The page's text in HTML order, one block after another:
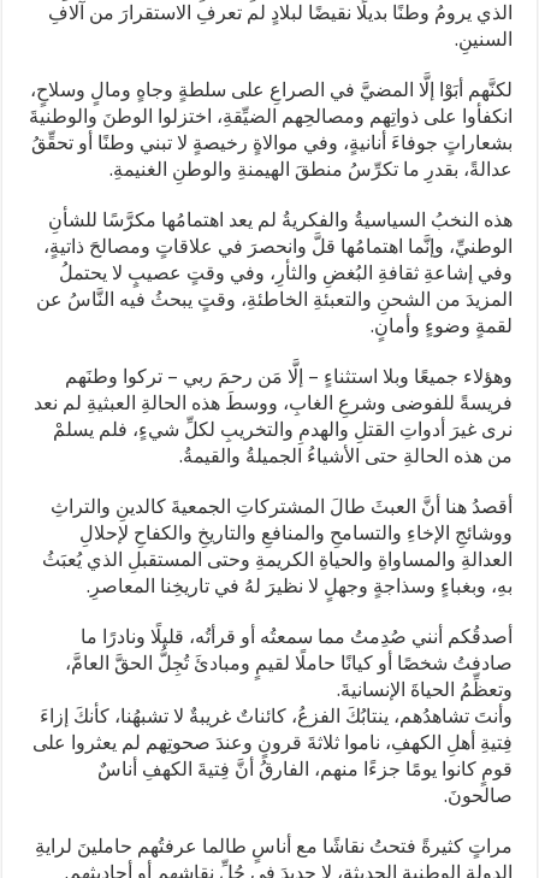
الذي يرومُ وطنًا بديلًا نقيضًا لبلادٍ لم تعرفِ الاستقرارَ من آلافِ
السنينِ.
لكنَّهم أبَوْا إلَّا المضيَّ في الصراعِ على سلطةٍ وجاهٍ ومالٍ وسلاحٍ،
انكفأوا على ذواتِهم ومصالحِهم الضيِّقةِ، اختزلوا الوطنَ والوطنيةَ
بشعاراتٍ جوفاءَ أنانيةٍ، وفي موالاةٍ رخيصةٍ لا تبني وطنًا أو تحقِّقُ
عدالةً، بقدرِ ما تكرِّسُ منطقَ الهيمنةِ والوطنِ الغنيمةِ.
هذه النخبُ السياسيةُ والفكريةُ لم يعد اهتمامُها مكرَّسًا للشأنِ
الوطنيِّ، وإنَّما اهتمامُها قلَّ وانحصرَ في علاقاتٍ ومصالحَ ذاتيةٍ،
وفي إشاعةِ ثقافةِ البُغضِ والثأرِ، وفي وقتٍ عصيبٍ لا يحتملُ
المزيدَ من الشحنِ والتعبئةِ الخاطئةِ، وقتٍ يبحثُ فيه النَّاسُ عن
لقمةٍ وضوءٍ وأمانٍ.
وهؤلاء جميعًا وبلا استثناءٍ – إلَّا مَن رحمَ ربي – تركوا وطنَهم
فريسةً للفوضى وشرعِ الغابِ، ووسطَ هذه الحالةِ العبثيةِ لم نعد
نرى غيرَ أدواتِ القتلِ والهدمِ والتخريبِ لكلِّ شيءٍ، فلم يسلمْ
من هذه الحالةِ حتى الأشياءُ الجميلةُ والقيمةُ.
أقصدُ هنا أنَّ العبثَ طالَ المشتركاتِ الجمعيةَ كالدينِ والتراثِ
ووشائجِ الإخاءِ والتسامحِ والمنافعِ والتاريخِ والكفاحِ لإحلالِ
العدالةِ والمساواةِ والحياةِ الكريمةِ وحتى المستقبلِ الذي يُعبَثُ
بهِ، وبغباءٍ وسذاجةٍ وجهلٍ لا نظيرَ لهُ في تاريخِنا المعاصرِ.
أصدقُكم أنني صُدِمتُ مما سمعتُه أو قرأتُه، قليلًا ونادرًا ما
صادفتُ شخصًا أو كيانًا حاملًا لقيمٍ ومبادئَ تُجِلُّ الحقَّ العامَّ،
وتعظِّمُ الحياةَ الإنسانيةَ.
وأنتَ تشاهدُهم، ينتابُكَ الفزعُ، كائناتٌ غريبةٌ لا تشبهُنا، كأنكَ إزاءَ
فِتيةِ أهلِ الكهفِ، ناموا ثلاثةَ قرونٍ وعندَ صحوتِهم لم يعثروا على
قومٍ كانوا يومًا جزءًا منهم، الفارقُ أنَّ فِتيةَ الكهفِ أناسٌ
صالحونَ.
مراتٍ كثيرةً فتحتُ نقاشًا مع أناسٍ طالما عرفتُهم حاملينَ لرايةِ
الدولةِ الوطنيةِ الحديثةِ، لا جديدَ في جُلِّ نقاشِهم أو أحاديثِهم.